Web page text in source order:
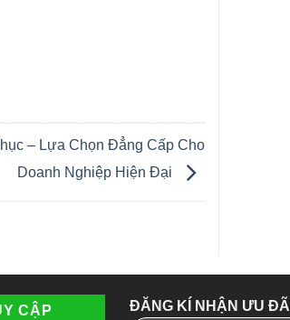
– Lựa Chọn Đẳng Cấp Cho
Doanh Nghiệp Hiện Đại
CẬP ĐĂNG KÍ NHẬN ƯU ĐÃI